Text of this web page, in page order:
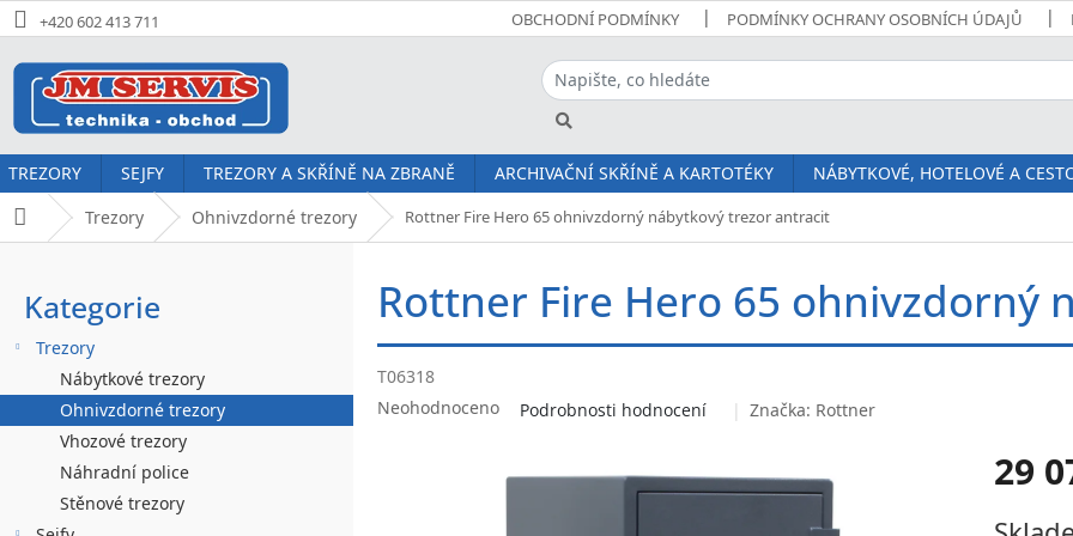
Přejít
na
obsah
+420 602 413 711 OBCHODNÍ PODMÍNKY PODMÍNKY OCHRANY OSOBNÍCH ÚDAJŮ
TREZORY SEJFY TREZORY A SKŘÍNĚ NA ZBRANĚ ARCHIVAČNÍ SKŘÍNĚ A KARTOTÉKY NÁBYTKOVÉ, HOTELOVÉ A
Domů Trezory Ohnivzdorné trezory Rottner Fire Hero 65 ohnivzdorný nábytkový trezor antracit
r
Přeskočit
kategorie
Kategorie
Trezory
Nábytkové trezory
Ohnivzdorné trezory
Vhozové trezory
Náhradní police
Stěnové trezory
Rottner Fire Hero 65 ohnivzdorný
T06318
Průměrné
Neohodnoceno Podrobnosti hodnocení Značka: Rottner
29